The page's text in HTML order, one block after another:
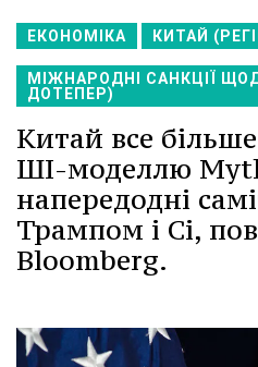
ЕКОНОМІКА КИТАЙ
МІЖНАРОДНІ САНКЦІЇ
ДОТЕПЕР)
Китай все
ШІ-моделлю
напередодні
Трампом і Сі,
Bloomberg.